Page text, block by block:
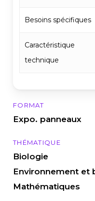
Besoins spécifiques
Caractéristique
technique
FORMAT
Expo. panneaux
THÉMATIQUE
Biologie
Environnement et
Mathématiques